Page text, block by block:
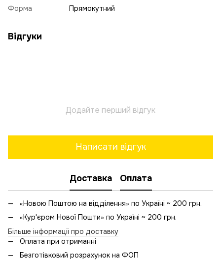
Форма
Прямокутний
Відгуки
Додайте перший відгук
Написати відгук
Доставка Оплата
«Новою Поштою на відділення» по Україні ~ 200 грн.
«Кур'єром Нової Пошти» по Україні ~ 200 грн.
Більше інформації про доставку
Оплата при отриманні
Безготівковий розрахунок на ФОП